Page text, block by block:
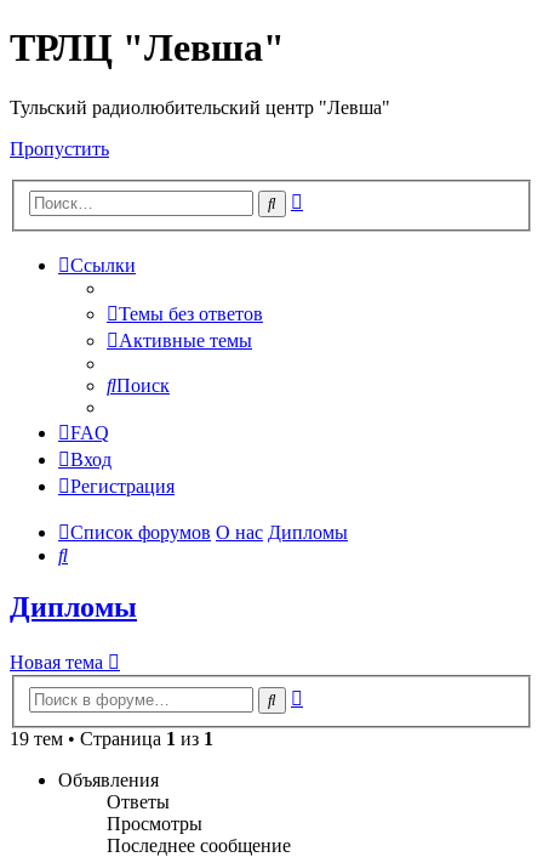
ТРЛЦ "Левша"
Тульский радиолюбительский центр "Левша"
Пропустить
Поиск
Ссылки
Темы без ответов
Активные темы
Поиск
FAQ
Вход
Регистрация
Список форумов О нас Дипломы
Поиск
Дипломы
Новая тема
Поиск
19 тем • Страница 1 из 1
Объявления
Ответы
Просмотры
Последнее сообщение